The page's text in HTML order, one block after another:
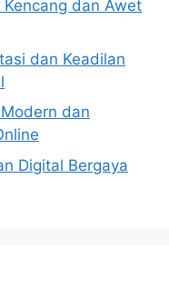
dan Awet
dan Keadilan
dan
Digital Bergaya